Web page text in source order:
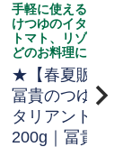
手軽に使えるぶっ
けつゆのイタリア
トマト、リゾット
どのお料理にも
★【春夏販売
冨貴のつゆ・
タリアントマ
200g｜冨貴食